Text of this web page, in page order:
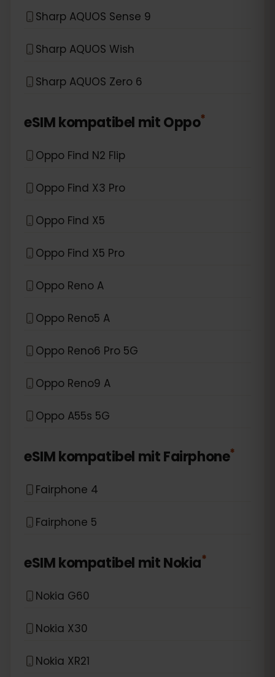
Sharp AQUOS Sense 9
Sharp AQUOS Wish
Sharp AQUOS Zero 6
eSIM kompatibel mitOppo*
Oppo Find N2 Flip
Oppo Find X3 Pro
Oppo Find X5
Oppo Find X5 Pro
Oppo Reno A
Oppo Reno5 A
Oppo Reno6 Pro 5G
Oppo Reno9 A
Oppo A55s 5G
eSIM kompatibel mitFairphone*
Fairphone 4
Fairphone 5
eSIM kompatibel mitNokia*
Nokia G60
Nokia X30
Nokia XR21